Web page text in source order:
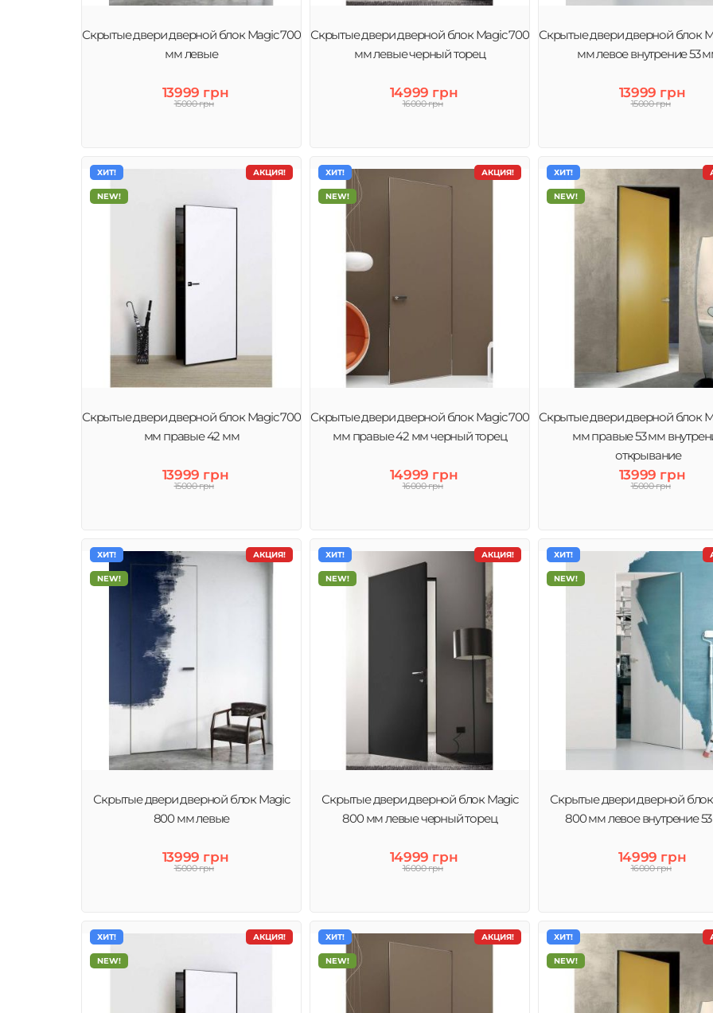
Скрытые двери дверной блок Magic 700
мм левые
13999 грн
15000 грн
Скрытые двери дверной блок Magic 700
мм левые черный торец
14999 грн
16000 грн
Скрытые двери дверной блок
мм левое внутрение 53
13999 грн
15000 грн
АКЦИЯ!
ХИТ!
NEW!
Скрытые двери дверной блок Magic 700
мм правые 42 мм
13999 грн
15000 грн
АКЦИЯ!
ХИТ!
NEW!
Скрытые двери дверной блок Magic 700
мм правые 42 мм черный торец
14999 грн
16000 грн
ХИТ!
NEW!
Скрытые двери дверной блок
мм правые 53 мм
открывание
13999 грн
15000 грн
АКЦИЯ!
ХИТ!
NEW!
Скрытые двери дверной блок Magic
800 мм левые
13999 грн
15000 грн
АКЦИЯ!
ХИТ!
NEW!
Скрытые двери дверной блок Magic
800 мм левые черный торец
14999 грн
16000 грн
ХИТ!
NEW!
Скрытые двери дверной
800 мм левое внутрение
14999 грн
16000 грн
АКЦИЯ!
ХИТ!
NEW!
АКЦИЯ!
ХИТ!
NEW!
ХИТ!
NEW!